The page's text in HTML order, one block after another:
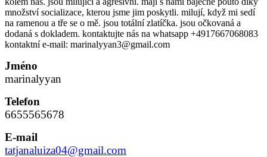
množství socializace, kterou jsme jim poskytli. milují, když mi sedí
na ramenou a tře se o mě. jsou totální zlatíčka. jsou očkovaná a
dodaná s dokladem. kontaktujte nás na whatsapp +4917667068083
kontaktní e-mail: marinalyyan3@gmail.com
Jméno
marinalyyan
Telefon
6655565678
E-mail
tatjanaluiza04@gmail.com